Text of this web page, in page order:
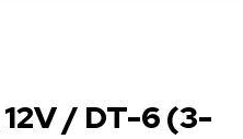
/ DT-6 (3-